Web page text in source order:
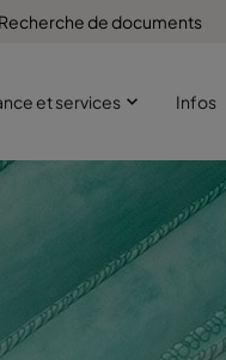
Recherche de documents
et services Infos